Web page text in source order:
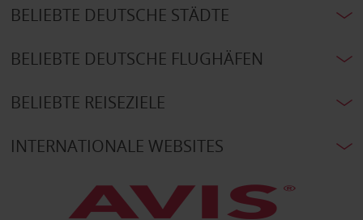
BELIEBTE DEUTSCHE STÄDTE
BELIEBTE DEUTSCHE FLUGHÄFEN
BELIEBTE REISEZIELE
INTERNATIONALE WEBSITES